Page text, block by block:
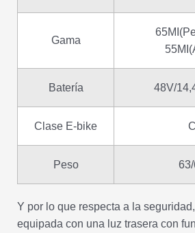
Gama
Batería 48V/
Clase E-bike
Peso
Y por lo que respecta a la
equipada con una luz trasera con